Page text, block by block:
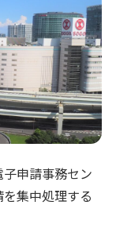
申請事務セン
集中処理する